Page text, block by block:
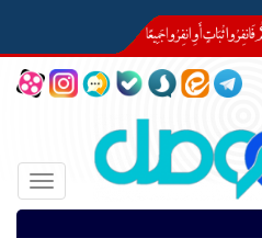
Toggle